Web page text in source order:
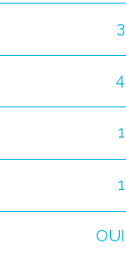
3
4
1
1
OUI